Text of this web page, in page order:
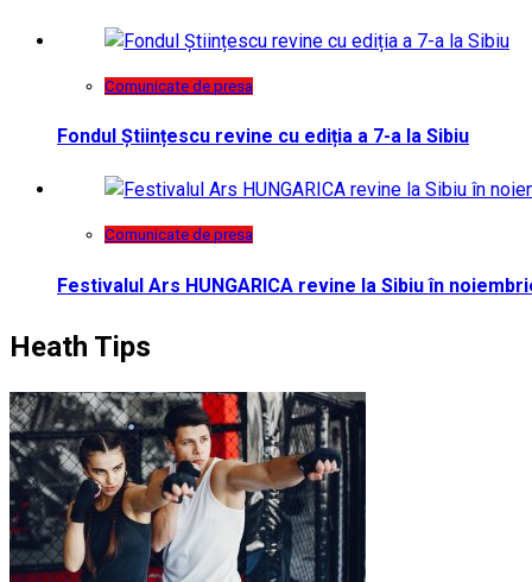
Comunicate de presa
Fondul Științescu revine cu ediția a 7-a la Sibiu
Comunicate de presa
Festivalul Ars HUNGARICA revine la Sibiu în
Heath Tips